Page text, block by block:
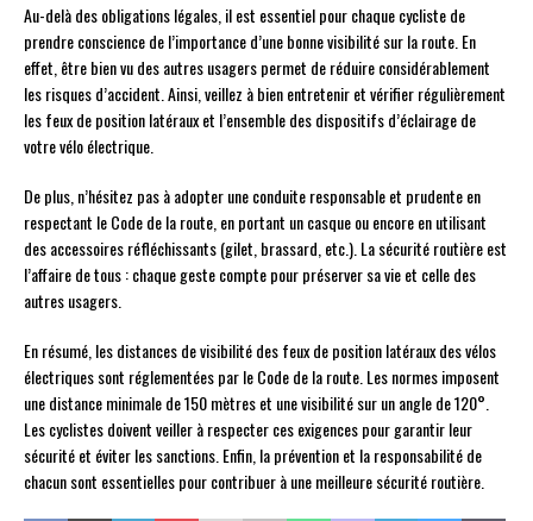
Au-delà des obligations légales, il est essentiel pour chaque cycliste de
prendre conscience de l’importance d’une bonne visibilité sur la route. En
effet, être bien vu des autres usagers permet de réduire considérablement
les risques d’accident. Ainsi, veillez à bien entretenir et vérifier régulièrement
les feux de position latéraux et l’ensemble des dispositifs d’éclairage de
votre vélo électrique.
De plus, n’hésitez pas à adopter une conduite responsable et prudente en
respectant le Code de la route, en portant un casque ou encore en utilisant
des accessoires réfléchissants (gilet, brassard, etc.). La sécurité routière est
l’affaire de tous : chaque geste compte pour préserver sa vie et celle des
autres usagers.
En résumé, les distances de visibilité des feux de position latéraux des vélos
électriques sont réglementées par le Code de la route. Les normes imposent
une distance minimale de 150 mètres et une visibilité sur un angle de 120°.
Les cyclistes doivent veiller à respecter ces exigences pour garantir leur
sécurité et éviter les sanctions. Enfin, la prévention et la responsabilité de
chacun sont essentielles pour contribuer à une meilleure sécurité routière.